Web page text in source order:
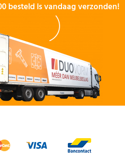
besteld is vandaag verzonden!